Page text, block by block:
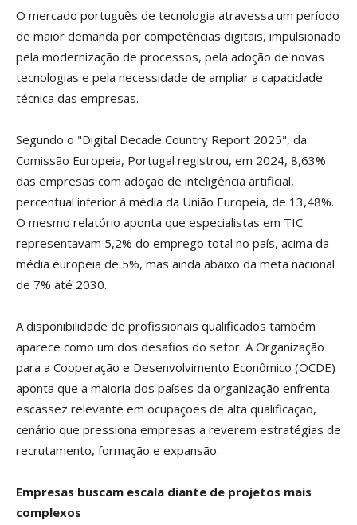
O mercado português de tecnologia atravessa um período
de maior demanda por competências digitais, impulsionado
pela modernização de processos, pela adoção de novas
tecnologias e pela necessidade de ampliar a capacidade
técnica das empresas.
Segundo o "Digital Decade Country Report 2025", da
Comissão Europeia, Portugal registrou, em 2024, 8,63%
das empresas com adoção de inteligência artificial,
percentual inferior à média da União Europeia, de 13,48%.
O mesmo relatório aponta que especialistas em TIC
representavam 5,2% do emprego total no país, acima da
média europeia de 5%, mas ainda abaixo da meta nacional
de 7% até 2030.
A disponibilidade de profissionais qualificados também
aparece como um dos desafios do setor. A Organização
para a Cooperação e Desenvolvimento Econômico (OCDE)
aponta que a maioria dos países da organização enfrenta
escassez relevante em ocupações de alta qualificação,
cenário que pressiona empresas a reverem estratégias de
recrutamento, formação e expansão.
Empresas buscam escala diante de projetos mais
complexos